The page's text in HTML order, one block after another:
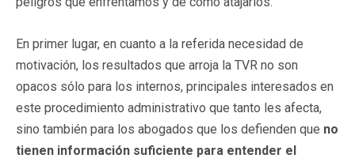
En primer lugar, en cuanto a la referida necesidad de
motivación, los resultados que arroja la TVR no son
opacos sólo para los internos, principales interesados en
este procedimiento administrativo que tanto les afecta,
sino también para los abogados que los defienden que no
tienen información suficiente para entender el